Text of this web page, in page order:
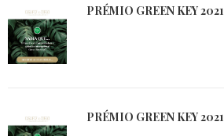
PRÉMIO GREEN KEY 2021
PRÉMIO GREEN KEY 2021